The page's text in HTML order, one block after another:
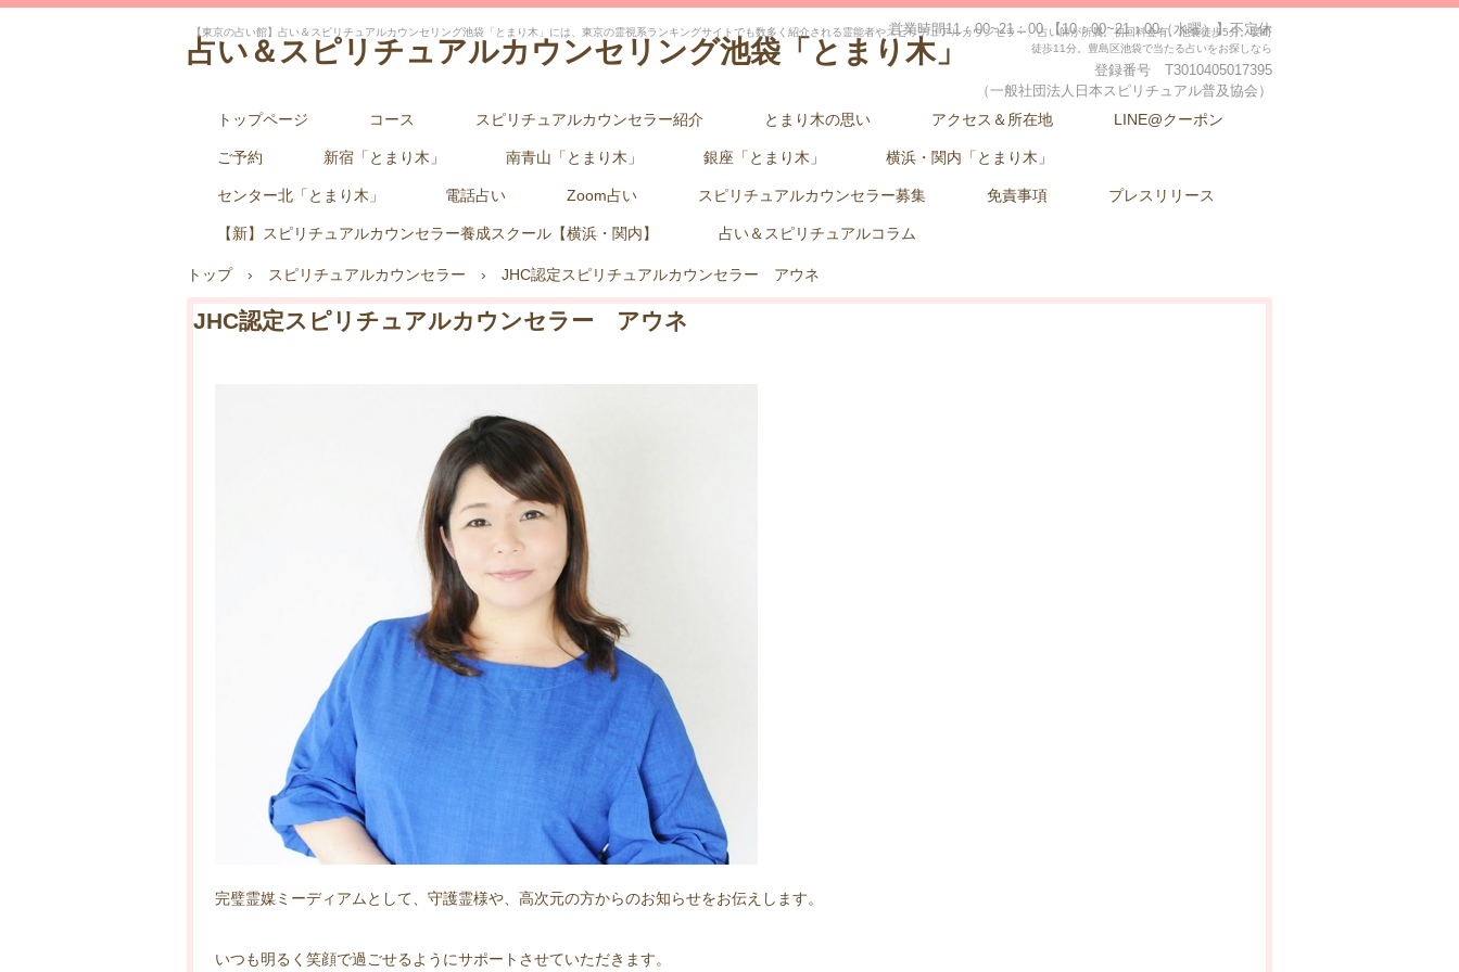
占い＆スピリチュアルカウンセリング池袋「とまり木」
【東京の占い館】占い＆スピリチュアルカウンセリング池袋「とまり木」には、東京の霊視系ランキングサイトでも数多く紹介される霊能者やスピリチュアルカウンセラー、占い師が所属。初回料金有。池袋徒歩5分。要町
徒歩11分。豊島区池袋で当たる占いをお探しなら
営業時間11：00~21：00 【10：00~21：00（水曜）】不定休
登録番号 T3010405017395
（一般社団法人日本スピリチュアル普及協会）
トップページ コース スピリチュアルカウンセラー紹介 とまり木の思い アクセス＆所在地 LINE@クーポン
ご予約 新宿「とまり木」 南青山「とまり木」 銀座「とまり木」 横浜・関内「とまり木」
センター北「とまり木」 電話占い Zoom占い スピリチュアルカウンセラー募集 免責事項 プレスリリース
【新】スピリチュアルカウンセラー養成スクール【横浜・関内】 占い＆スピリチュアルコラム
トップ › スピリチュアルカウンセラー › JHC認定スピリチュアルカウンセラー アウネ
JHC認定スピリチュアルカウンセラー アウネ
完璧霊媒ミーディアムとして、守護霊様や、高次元の方からのお知らせをお伝えします。
いつも明るく笑顔で過ごせるようにサポートさせていただきます。